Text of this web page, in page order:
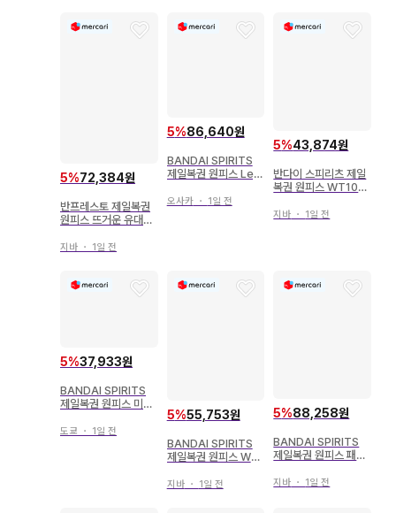
5%72,384원
반프레스토 제일복권
원피스 뜨거운 유대편
메라ver
지바 ・ 1일 전
5%86,640원
BANDAI SPIRITS
제일복권 원피스 Leg
상 에드워드 뉴게이트
오사카・ 1일 전
5%43,874원
반다이 스피리츠 제일
복권 원피스 WT100
화 대해적백경 F상 사
지바 ・ 1일 전
5%37,933원
BANDAI SPIRITS
제일복권 원피스 미래
마음 F상 이반코프 유
도쿄 ・ 1일 전
5%55,753원
BANDAI SPIRITS
제일복권 원피스 WT1
로 작화 대해적백경 B
지바・ 1일 전
5%88,258원
BANDAI SPIRITS
제일복권 원피스 패왕
ECE TREASURE C
지바 ・ 1일 전